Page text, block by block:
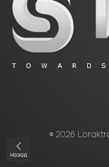
Назад
© 2026